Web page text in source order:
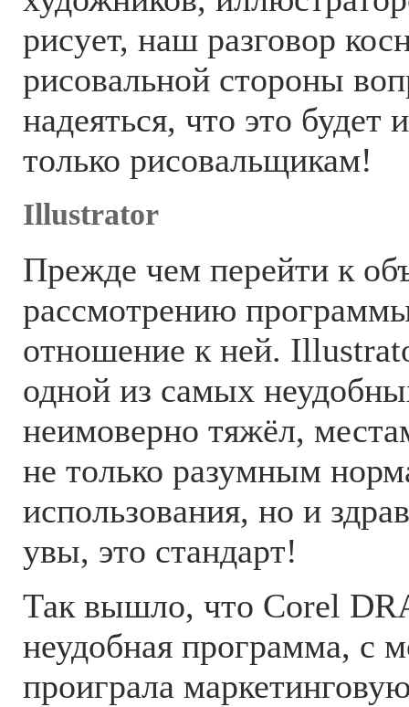
рисует, наш разговор
рисовальной стороны
надеяться, что это будет
только рисовальщикам!
Illustrator
Прежде чем перейти к
рассмотрению
отношение к ней.
одной из самых
неимоверно тяжёл,
не только разумным
использования, но и
увы, это стандарт!
Так вышло, что Corel
неудобная программа, с
проиграла